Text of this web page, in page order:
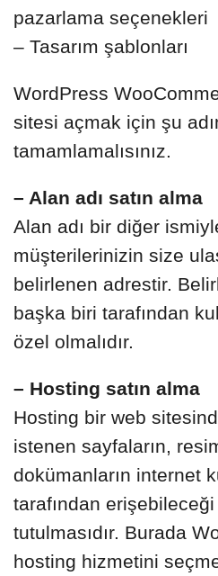
pazarlama seçenekleri
– Tasarım şablonları
WordPress
sitesi açmak için şu
tamamlamalısınız.
– Alan adı satın alma
Alan adı bir diğer
müşterilerinizin size
belirlenen adrestir.
başka biri tarafından
özel olmalıdır.
– Hosting satın alma
Hosting bir web
istenen sayfaların,
dokümanların internet
tarafından
tutulmasıdır. Burada
hosting hizmetini